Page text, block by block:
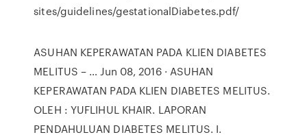
sites/guidelines/gestationalDiabetes.pdf/
ASUHAN KEPERAWATAN PADA KLIEN DIABETES
MELITUS – … Jun 08, 2016 · ASUHAN
KEPERAWATAN PADA KLIEN DIABETES MELITUS.
OLEH : YUFLIHUL KHAIR. LAPORAN
PENDAHULUAN DIABETES MELITUS. I.